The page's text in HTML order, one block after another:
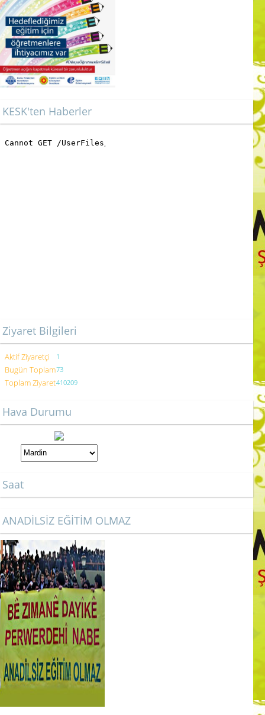
KESK'ten Haberler
Ziyaret Bilgileri
Aktif Ziyaretçi 1
Bugün Toplam73
Toplam Ziyaret410209
Hava Durumu
Saat
ANADİLSİZ EĞİTİM OLMAZ